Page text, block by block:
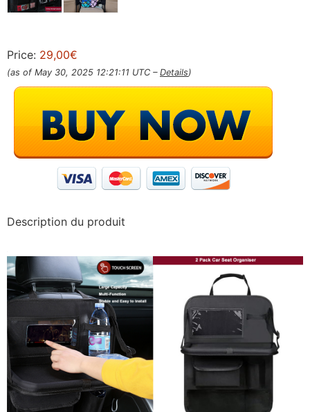
Price: 29,00€
(as of May 30, 2025 12:21:11 UTC – Details)
Description du produit